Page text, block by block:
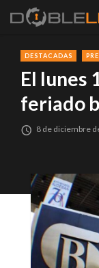
DESTACADAS
El lunes
feriado
8 de diciembre